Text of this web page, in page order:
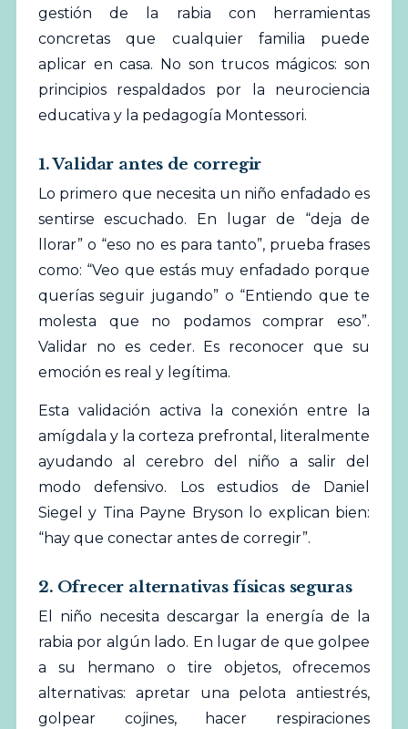
gestión de la rabia con herramientas
concretas que cualquier familia puede
aplicar en casa. No son trucos mágicos: son
principios respaldados por la neurociencia
educativa y la pedagogía Montessori.
1. Validar antes de corregir
Lo primero que necesita un niño enfadado es
sentirse escuchado. En lugar de “deja de
llorar” o “eso no es para tanto”, prueba frases
como: “Veo que estás muy enfadado porque
querías seguir jugando” o “Entiendo que te
molesta que no podamos comprar eso”.
Validar no es ceder. Es reconocer que su
emoción es real y legítima.
Esta validación activa la conexión entre la
amígdala y la corteza prefrontal, literalmente
ayudando al cerebro del niño a salir del
modo defensivo. Los estudios de Daniel
Siegel y Tina Payne Bryson lo explican bien:
“hay que conectar antes de corregir”.
2. Ofrecer alternativas físicas seguras
El niño necesita descargar la energía de la
rabia por algún lado. En lugar de que golpee
a su hermano o tire objetos, ofrecemos
alternativas: apretar una pelota antiestrés,
golpear cojines, hacer respiraciones